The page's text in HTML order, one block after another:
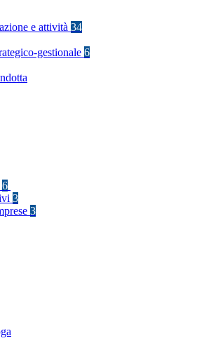
e attività 34
gestionale 6
6
3
3